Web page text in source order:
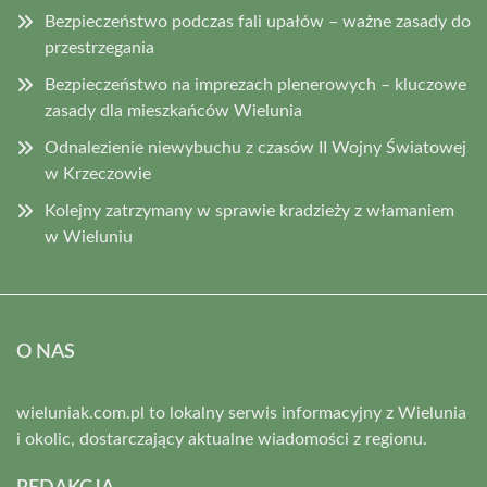
Bezpieczeństwo podczas fali upałów – ważne zasady do
przestrzegania
Bezpieczeństwo na imprezach plenerowych – kluczowe
zasady dla mieszkańców Wielunia
Odnalezienie niewybuchu z czasów II Wojny Światowej
w Krzeczowie
Kolejny zatrzymany w sprawie kradzieży z włamaniem
w Wieluniu
O NAS
wieluniak.com.pl to lokalny serwis informacyjny z Wielunia
i okolic, dostarczający aktualne wiadomości z regionu.